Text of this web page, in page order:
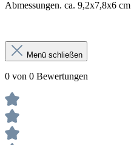
Abmessungen. ca. 9,2x7,8x6 cm
Menü schließen
0 von 0 Bewertungen